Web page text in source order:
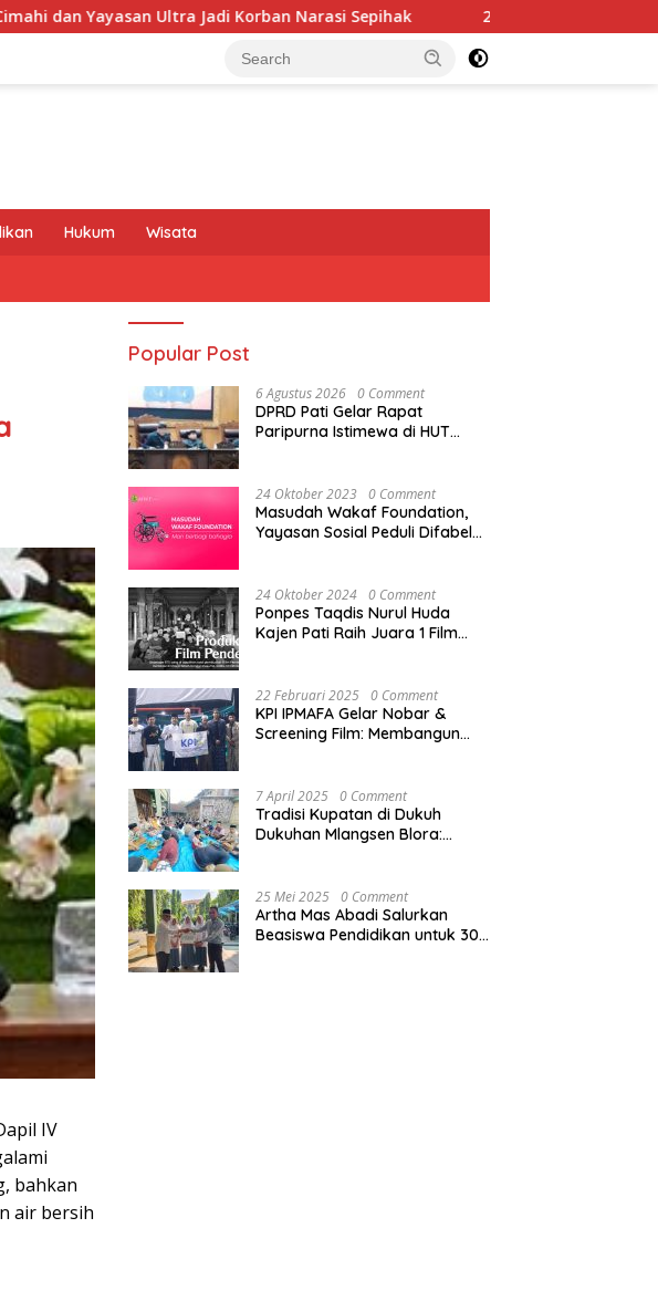
Korban Narasi Sepihak 234SC Kota Bandung Gelar Aksi Berbagi
Hukum Wisata
IV
bahkan
air bersih
Popular Post
6 Agustus 2026 0 Comment
DPRD Pati Gelar Rapat
Paripurna Istimewa di HUT
24 Oktober 2023 0 Comment
Masudah Wakaf Foundation,
Yayasan Sosial Peduli Difabel
24 Oktober 2024 0 Comment
Ponpes Taqdis Nurul Huda
Kajen Pati Raih Juara 1 Film
22 Februari 2025 0 Comment
KPI IPMAFA Gelar Nobar &
Screening Film: Membangun
7 April 2025 0 Comment
Tradisi Kupatan di Dukuh
Dukuhan Mlangsen Blora:
25 Mei 2025 0 Comment
Artha Mas Abadi Salurkan
Beasiswa Pendidikan untuk 300